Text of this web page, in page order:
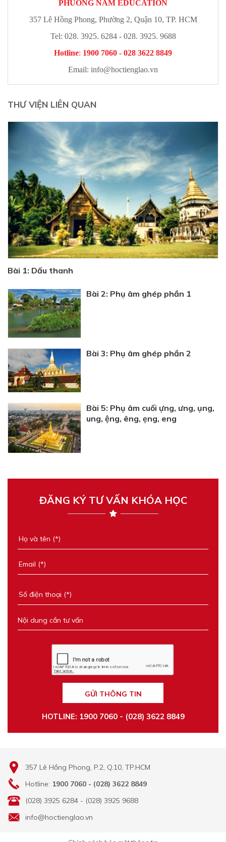
PHUONG NAM EDUCATION
357 Lê Hồng Phong, Phường 2, Quận 10, TP. HCM
Tel: 028. 3925. 6284 - 028. 3925. 9688
Hotline: 1900 7060 - 028 3622 8849
Email: info@hoctienglao.vn
THƯ VIỆN LIÊN QUAN
Bài 1: Dấu thanh
Bài 2: Phụ âm ghép phần 1
Bài 3: Phụ âm ghép phần 2
Bài 5: Phụ âm cuối ựng, ưng, ụng,
ung, ệng, êng, ẹng, eng
ĐĂNG KÝ TƯ VẤN KHÓA HỌC
GỬI THÔNG TIN
HOTLINE: 1900 7060 - (028) 3622 8849
357 Lê Hồng Phong, P.2, Q.10, TP.HCM
Hotline: 1900 7060 - (028) 3622 8849
(028) 3925 6284 - (028) 3925 9688
info@hoctienglao.vn